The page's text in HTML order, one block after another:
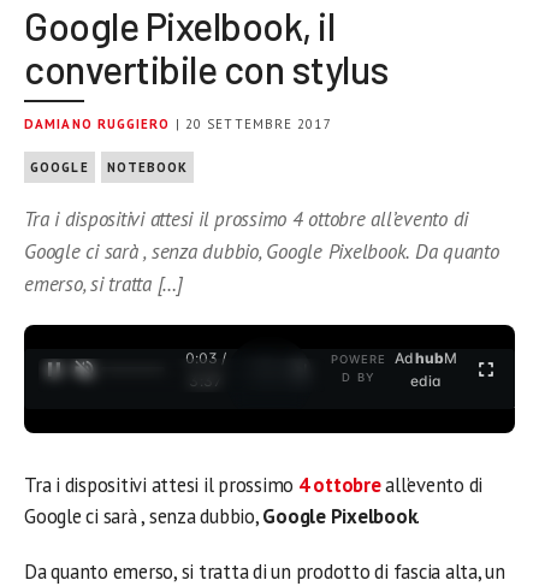
Google Pixelbook, il
convertibile con stylus
DAMIANO RUGGIERO | 20 SETTEMBRE 2017
GOOGLE NOTEBOOK
Tra i dispositivi attesi il prossimo 4 ottobre all’evento di
Google ci sarà , senza dubbio, Google Pixelbook. Da quanto
emerso, si tratta […]
0:03 /
3:37
POWERE
D BY
AdhubM
edia
Tra i dispositivi attesi il prossimo 4 ottobreall’evento di
Google ci sarà , senza dubbio,Google Pixelbook.
Da quanto emerso, si tratta di un prodotto di fascia alta, un